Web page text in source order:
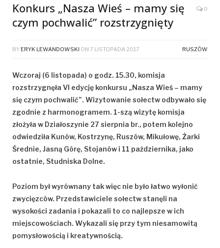
Konkurs „Nasza Wieś – mamy się
czym pochwalić” rozstrzygnięty
0
BY ERYK LEWANDOWSKI ON 7 LISTOPADA 2017 RUSZÓW
Wczoraj (6 listopada) o godz. 15.30, komisja
rozstrzygnęła VI edycję konkursu „Nasza Wieś – mamy
się czym pochwalić”. Wizytowanie sołectw odbywało się
zgodnie z harmonogramem. 1-szą wizytę komisja
złożyła w Działoszynie 27 sierpnia br., potem kolejno
odwiedziła Kunów, Kostrzynę, Ruszów, Mikułowę, Żarki
Średnie, Jasną Górę, Stojanów i 11 października, jako
ostatnie, Studniska Dolne.
Poziom był wyrównany tak więc nie było łatwo wyłonić
zwycięzców. Przedstawiciele sołectw stanęli na
wysokości zadania i pokazali to co najlepsze w ich
miejscowościach. Wykazali się przy tym niesamowitą
pomysłowością i kreatywnością.